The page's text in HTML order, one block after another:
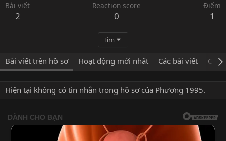
Bài viết
2
Reaction score
0
Điểm
1
Tìm
Bài viết trên hồ sơ Hoạt động mới nhất Các bài viết Giới
Hiện tại không có tin nhắn trong hồ sơ của Phương 1995.